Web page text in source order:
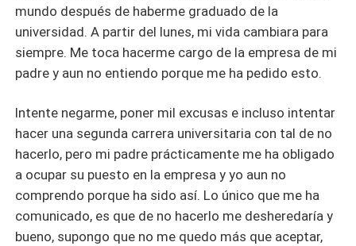
mundo después de haberme graduado de la
universidad. A partir del lunes, mi vida cambiara para
siempre. Me toca hacerme cargo de la empresa de mi
padre y aun no entiendo porque me ha pedido esto.
Intente negarme, poner mil excusas e incluso intentar
hacer una segunda carrera universitaria con tal de no
hacerlo, pero mi padre prácticamente me ha obligado
a ocupar su puesto en la empresa y yo aun no
comprendo porque ha sido así. Lo único que me ha
comunicado, es que de no hacerlo me desheredaría y
bueno, supongo que no me quedo más que aceptar,